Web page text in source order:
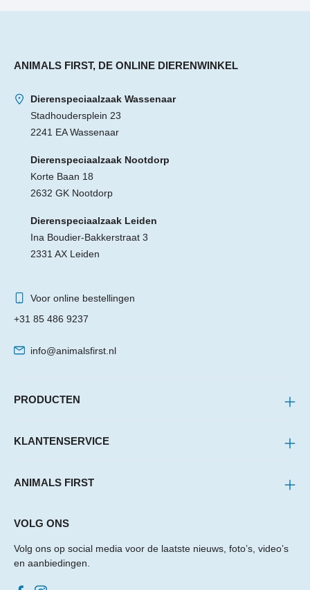
ANIMALS FIRST, DE ONLINE DIERENWINKEL
Dierenspeciaalzaak Wassenaar
Stadhoudersplein 23
2241 EA Wassenaar
Dierenspeciaalzaak Nootdorp
Korte Baan 18
2632 GK Nootdorp
Dierenspeciaalzaak Leiden
Ina Boudier-Bakkerstraat 3
2331 AX Leiden
Voor online bestellingen
+31 85 486 9237
info@animalsfirst.nl
PRODUCTEN
KLANTENSERVICE
ANIMALS FIRST
VOLG ONS
Volg ons op social media voor de laatste nieuws, foto’s, video’s
en aanbiedingen.